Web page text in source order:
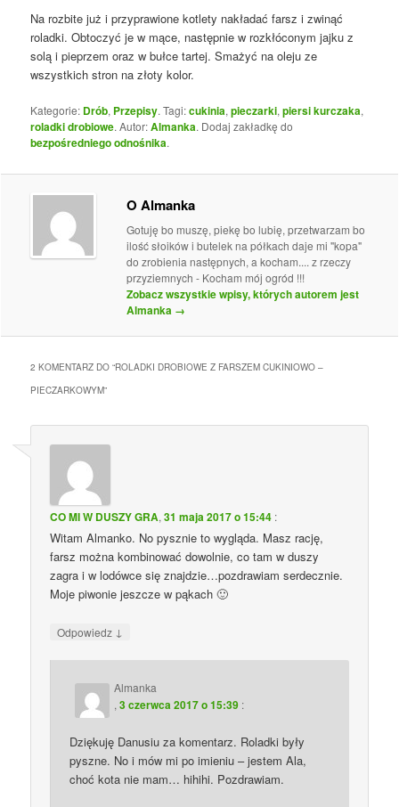
Na rozbite już i przyprawione kotlety nakładać farsz i zwinąć
roladki. Obtoczyć je w mące, następnie w rozkłóconym jajku z
solą i pieprzem oraz w bułce tartej. Smażyć na oleju ze
wszystkich stron na złoty kolor.
Kategorie: Drób, Przepisy. Tagi:cukinia,pieczarki,piersi kurczaka,
roladki drobiowe. Autor:Almanka. Dodaj zakładkę do
bezpośredniego odnośnika.
O Almanka
Gotuję bo muszę, piekę bo lubię, przetwarzam bo
ilość słoików i butelek na półkach daje mi "kopa"
do zrobienia następnych, a kocham.... z rzeczy
przyziemnych - Kocham mój ogród !!!
Zobacz wszystkie wpisy, których autorem jest
Almanka →
2 KOMENTARZ DO “ROLADKI DROBIOWE Z FARSZEM CUKINIOWO –
PIECZARKOWYM”
CO MI W DUSZY GRA,31 maja 2017 o 15:44 :
Witam Almanko. No pysznie to wygląda. Masz rację,
farsz można kombinować dowolnie, co tam w duszy
zagra i w lodówce się znajdzie…pozdrawiam serdecznie.
Moje piwonie jeszcze w pąkach 🙂
Odpowiedz ↓
Almanka
,3 czerwca 2017 o 15:39 :
Dziękuję Danusiu za komentarz. Roladki były
pyszne. No i mów mi po imieniu – jestem Ala,
choć kota nie mam… hihihi. Pozdrawiam.